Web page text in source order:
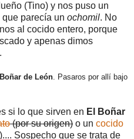
(Tino) y nos puso un
parecía un ochomil. No
al cocido entero, porque
y apenas dimos
de León. Pasaros por allí bajo
si lo que sirven en El Boñar
(por su origen) o un cocido
Sospecho que se trata de